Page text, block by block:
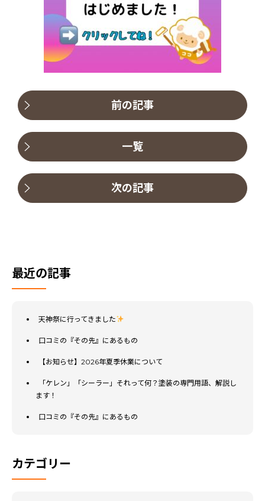
前の記事
一覧
次の記事
最近の記事
天神祭に行ってきました
口コミの『その先』にあるもの
【お知らせ】2026年夏季休業について
「ケレン」「シーラー」それって何？塗装の専門用語、解説し
ます！
口コミの『その先』にあるもの
カテゴリー